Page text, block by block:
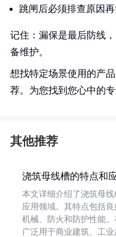
跳闸后必须排查原因
记住：漏保是最后防线
备维护。
想找特定场景使用的产
荐。为您找到您心中的
其他推荐
浇筑母线槽的特点和
本文详细介绍了浇筑母线
应用领域。其特点包括良
机械、防火和防护性能。
广泛用于商业建筑、工